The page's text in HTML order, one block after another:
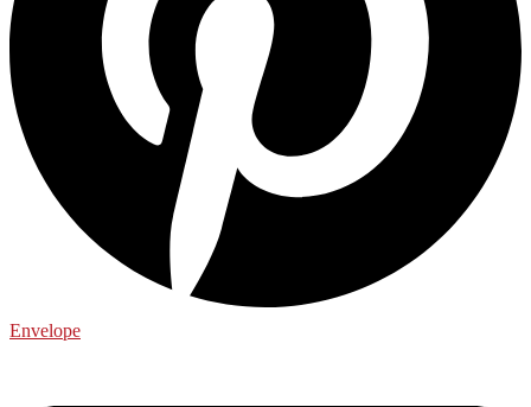
Envelope